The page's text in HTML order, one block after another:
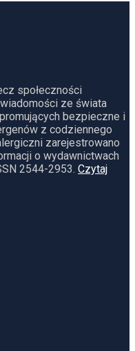
społeczności
ze świata
bezpieczne i
z codziennego
zarejestrowano
o wydawnictwach
2544-2953. Czytaj